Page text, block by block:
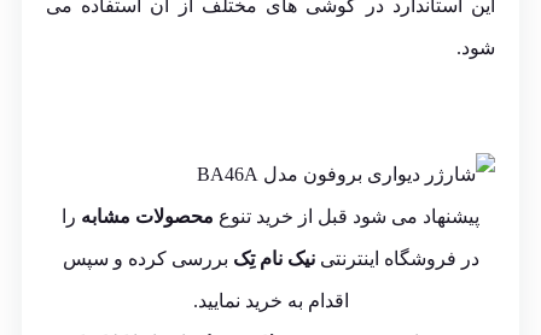
این استاندارد در گوشی های مختلف از آن استفاده می
شود.
پیشنهاد می شود قبل از خرید تنوع محصولات مشابه را
در فروشگاه اینترنتینیک نام تِک بررسی کرده و سپس
اقدام به خرید نمایید.